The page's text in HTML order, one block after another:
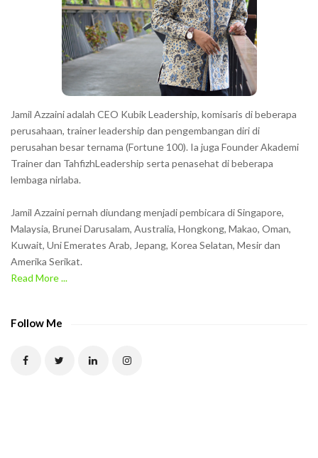
Jamil Azzaini adalah CEO Kubik Leadership, komisaris di beberapa
perusahaan, trainer leadership dan pengembangan diri di
perusahan besar ternama (Fortune 100). Ia juga Founder Akademi
Trainer dan TahfizhLeadership serta penasehat di beberapa
lembaga nirlaba.
Jamil Azzaini pernah diundang menjadi pembicara di Singapore,
Malaysia, Brunei Darusalam, Australia, Hongkong, Makao, Oman,
Kuwait, Uni Emerates Arab, Jepang, Korea Selatan, Mesir dan
Amerika Serikat.
Read More ...
Follow Me